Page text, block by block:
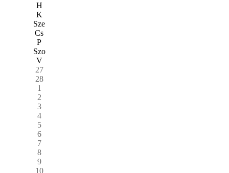
H
K
Sze
Cs
P
Szo
V
27
28
1
2
3
4
5
6
7
8
9
10